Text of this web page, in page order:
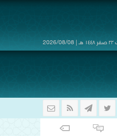
08
أدوات الحرب الناعمة.. ومسؤوليتنا